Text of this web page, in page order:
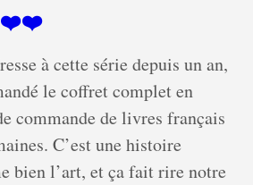
à cette série depuis un an,
le coffret complet en
commande de livres français
C’est une histoire
bien l’art, et ça fait rire notre